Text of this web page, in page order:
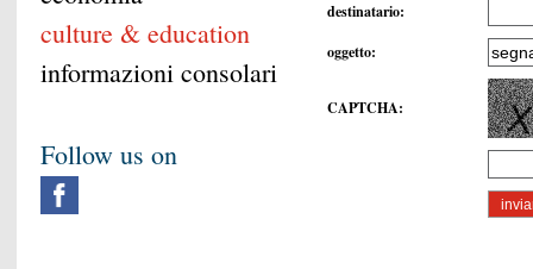
destinatario:
oggetto:
CAPTCHA:
culture & education
informazioni consolari
Follow us on